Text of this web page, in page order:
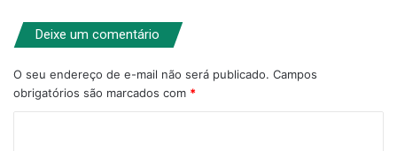
Deixe um comentário
O seu endereço de e-mail não será publicado. Campos
obrigatórios são marcados com *